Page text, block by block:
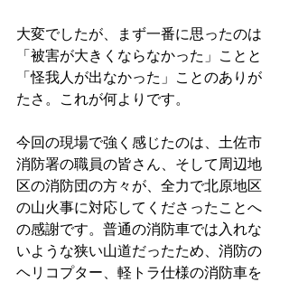
大変でしたが、まず一番に思ったのは
「被害が大きくならなかった」ことと
「怪我人が出なかった」ことのありが
たさ。これが何よりです。
今回の現場で強く感じたのは、土佐市
消防署の職員の皆さん、そして周辺地
区の消防団の方々が、全力で北原地区
の山火事に対応してくださったことへ
の感謝です。普通の消防車では入れな
いような狭い山道だったため、消防の
ヘリコプター、軽トラ仕様の消防車を